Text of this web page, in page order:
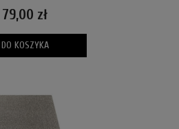
79,00 zł
DO KOSZYKA